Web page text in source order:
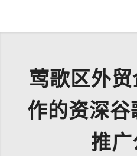
莺歌区外
作的资深
推